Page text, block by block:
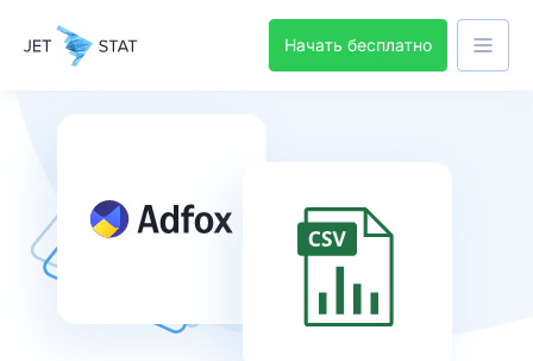
Начать бесплатно